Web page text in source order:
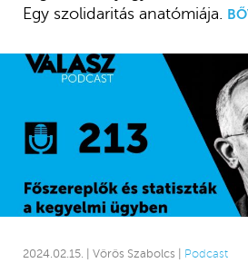
Egy szolidaritás anatómiája.
2024.02.15. | Vörös Szabolcs | Podcast